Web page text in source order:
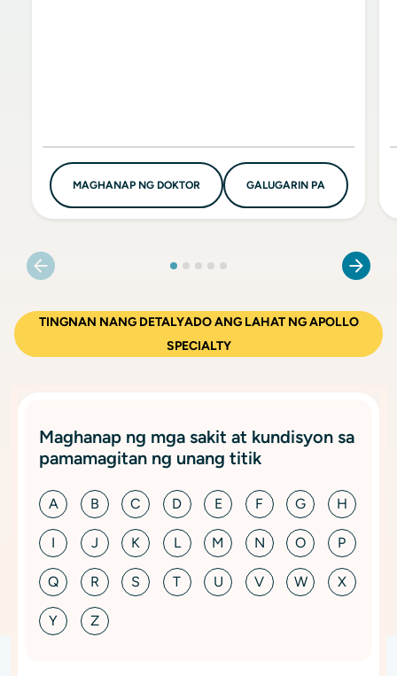
MAGHANAP NG DOKTOR GALUGARIN PA
TINGNAN NANG DETALYADO ANG LAHAT NG APOLLO
SPECIALTY
Maghanap ng mga sakit at kundisyon sa
pamamagitan ng unang titik
A B C D E F G H
I J K L M N O P
Q R S T U V W X
Y Z